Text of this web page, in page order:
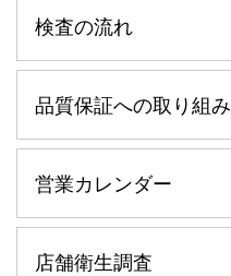
検査の流れ
品質保証への取り組み
営業カレンダー
店舗衛生調査